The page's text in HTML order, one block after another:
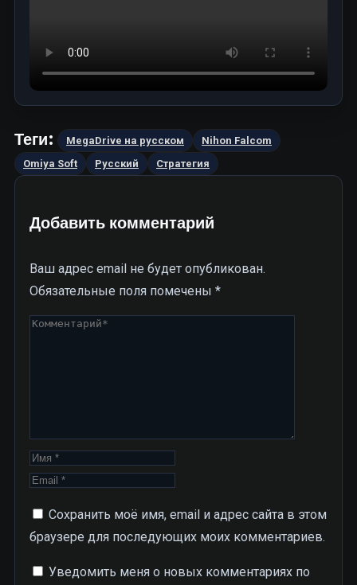
Теги: MegaDrive на русском
Nihon Falcom
Omiya Soft
Русский Стратегия
Добавить комментарий
Ваш адрес email не будет опубликован.
Обязательные поля помечены *
Сохранить моё имя, email и адрес сайта в этом
браузере для последующих моих комментариев.
Уведомить меня о новых комментариях по